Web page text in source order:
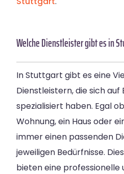
Welche Dienstleister gibt es in
In Stuttgart gibt es eine
Dienstleistern, die sich
spezialisiert haben. Egal
Wohnung, ein Haus oder
immer einen passenden
jeweiligen Bedürfnisse.
bieten eine professionelle